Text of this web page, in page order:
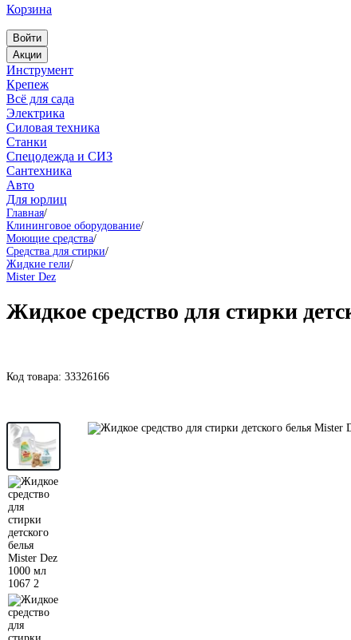
Корзина
Войти
Акции
Инструмент
Крепеж
Всё для сада
Электрика
Силовая техника
Станки
Спецодежда и СИЗ
Сантехника
Авто
Для юрлиц
Главная/
Клининговое оборудование/
Моющие средства/
Средства для стирки/
Жидкие гели/
Mister Dez
Жидкое средство для стирки
Код товара: 33326166